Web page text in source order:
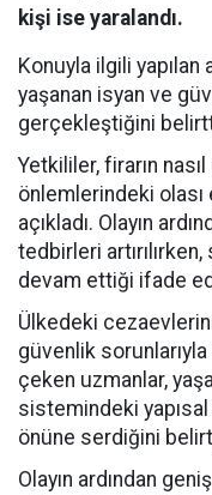
kişi ise yaralandı.
Konuyla ilgili yapılan
yaşanan isyan ve
gerçekleştiğini
Yetkililer, firarın
önlemlerindeki olası
açıkladı. Olayın
tedbirleri
devam ettiği ifade
Ülkedeki
güvenlik
çeken uzmanlar,
sistemindeki
önüne serdiğini
Olayın ardından